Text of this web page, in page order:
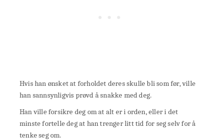
Hvis han ønsket at forholdet deres skulle bli som før, ville
han sannsynligvis prøvd å snakke med deg.
Han ville forsikre deg om at alt er i orden, eller i det
minste fortelle deg at han trenger litt tid for seg selv for å
tenke seg om.